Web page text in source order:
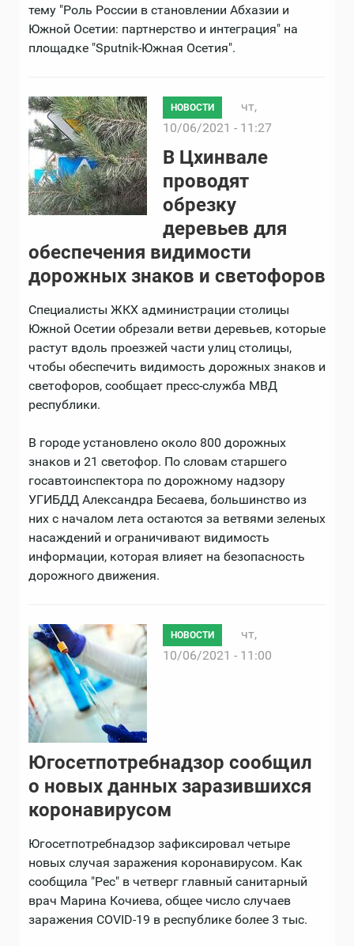
тему "Роль России в становлении Абхазии и
Южной Осетии: партнерство и интеграция" на
площадке "Sputnik-Южная Осетия".
НОВОСТИ
чт,
10/06/2021 - 11:27
В Цхинвале
проводят
обрезку
деревьев для
обеспечения видимости
дорожных знаков и светофоров
Специалисты ЖКХ администрации столицы
Южной Осетии обрезали ветви деревьев, которые
растут вдоль проезжей части улиц столицы,
чтобы обеспечить видимость дорожных знаков и
светофоров, сообщает пресс-служба МВД
республики.
В городе установлено около 800 дорожных
знаков и 21 светофор. По словам старшего
госавтоинспектора по дорожному надзору
УГИБДД Александра Бесаева, большинство из
них с началом лета остаются за ветвями зеленых
насаждений и ограничивают видимость
информации, которая влияет на безопасность
дорожного движения.
НОВОСТИ
чт,
10/06/2021 - 11:00
Югосетпотребнадзор сообщил
о новых данных заразившихся
коронавирусом
Югосетпотребнадзор зафиксировал четыре
новых случая заражения коронавирусом. Как
сообщила "Рес" в четверг главный санитарный
врач Марина Кочиева, общее число случаев
заражения COVID-19 в республике более 3 тыс.